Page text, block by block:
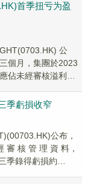
首季扭亏为盈
公
個月，集團於2023
佔未經審核溢利約
季虧損收窄
公布，
審 核 管 理 資 料，
季錄得虧損約